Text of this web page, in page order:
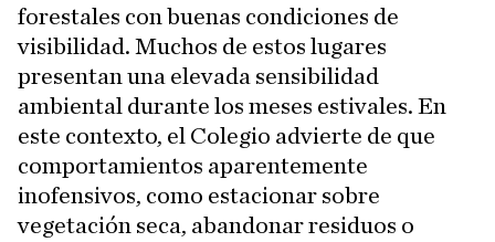
forestales con buenas condiciones de
visibilidad. Muchos de estos lugares
presentan una elevada sensibilidad
ambiental durante los meses estivales. En
este contexto, el Colegio advierte de que
comportamientos aparentemente
inofensivos, como estacionar sobre
vegetación seca, abandonar residuos o